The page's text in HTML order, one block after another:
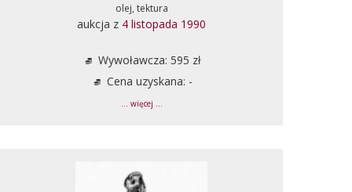
olej, tektura
aukcja z 4 listopada 1990
Wywoławcza: 595 zł
Cena uzyskana: -
... więcej ...